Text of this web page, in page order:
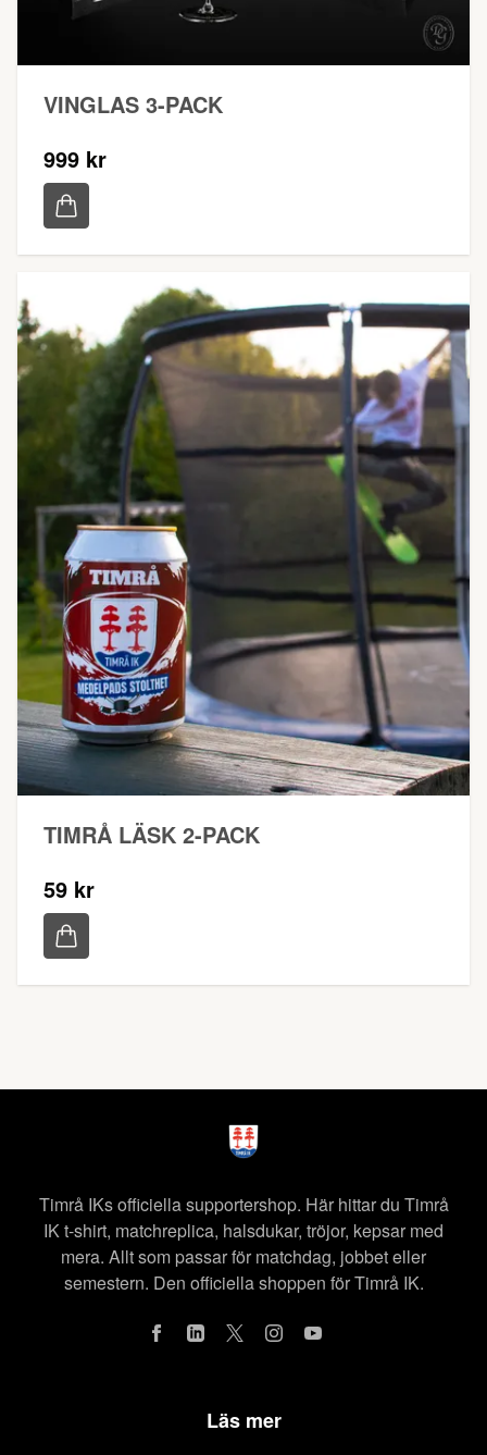
VINGLAS 3-PACK
999 kr
TIMRÅ LÄSK 2-PACK
59 kr
Timrå IKs officiella supportershop. Här hittar du Timrå
IK t-shirt, matchreplica, halsdukar, tröjor, kepsar med
mera. Allt som passar för matchdag, jobbet eller
semestern. Den officiella shoppen för Timrå IK.
Läs mer